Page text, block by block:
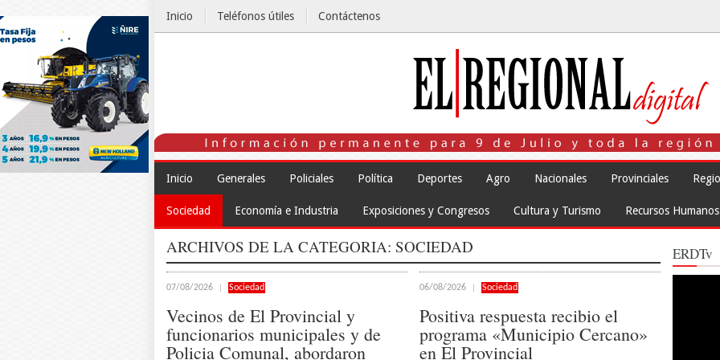
Inicio Teléfonos útiles Contáctenos
Inicio Generales Policiales Política Deportes Agro Nacionales Provinciales
Sociedad Economía e Industria Exposiciones y Congresos Cultura y Turismo Recursos Humanos
ARCHIVOS DE LA CATEGORIA: SOCIEDAD
07/08/2026 Sociedad
Vecinos de El Provincial y
funcionarios municipales y de
Policia Comunal, abordaron
06/08/2026 Sociedad
Positiva respuesta recibio el
programa «Municipio Cercano»
en El Provincial
ERDTv